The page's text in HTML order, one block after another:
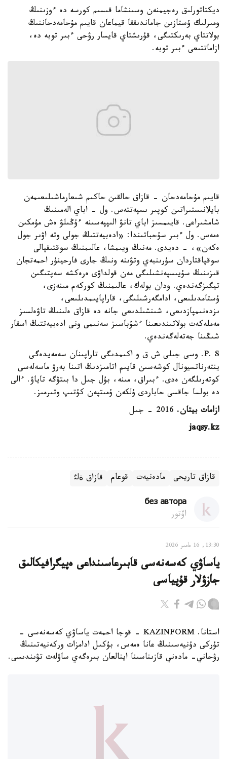
ديكتاتورلىق رەجيمنەن وسىنشاما قىسىم كورسە دە ءوزىنىڭ
ومىرلىك ۇستازىن جاماندىققا قيماعان قايىم مۇحامەدحاننىڭ
بولاتتاي بەرىكتىگى، قۇرىشتاي قايسار رۋحى ءبىر توبە دە،
ازاماتتىعى ءبىر توبە.
قايىم مۇحامەدحان - قازاق حالقىن حاكىم شىعارماشىلىعىمەن
بايلانىستىراتىن كوپىر ىسپەتتەس. ول - اباي الەمىنىڭ
شامشىراعى. قايىمسىز اباي تانۋ الىپپەسىنە ءۇڭىلۋ ەش مۇمكىن
ەمەس. ول ءبىر سۇحباتىندا: «ادەبيەتتىڭ جولى وتە اۋىر جول
ەكەن»، - دەيدى. مەنىڭ ويىمشا، عالىمنىڭ سوقتىقپالى
سوقپاقتاردان سۇرىنبەي وتۋىنە ونىڭ جارى فارحينۇر احمەتجان
قىزىنىڭ سۇيىسپەنشىلىگى مەن قولداۋى ەرەكشە سەپتىگىن
تيگىزگەندەي. ودان بولەك، عالىمنىڭ كوركەم مىنەزى،
ۇستامدىلىعى، ادامگەرشىلىگى، قاراپايىمدىلىعى،
ىزدەنىمپازدىعى، شىنشىلدىعى جانە دە قازاق ەلىنىڭ تاۋەلسىز
مەملەكەت بولاتىندىعىنا ءشۇباسىز سەنىمى ونى ادەبيەتتىڭ اسقار
شىڭىنا جەتەلەگەندەي.
P. S. وسى جىلى ش ق و اكىمدىگى تاراپىنان سەمەيدەگى
ينتەرناتسيونال كوشەسىن قايىم اتامىزدىڭ اتىنا بەرۋ ماسەلەسى
كوتەرىلگەن ەدى. ءبىراق، مىنە، بۇل جىل دا بىتۋگە تاياۋ. ءالى
دە بولسا جاقسى حاباردى ۇلكەن ۇمىتپەن كۇتىپ وتىرمىز.
ازامات بيتان. 2016 - جىل
jaqsy.kz
قازاق تاريحى مادەنيەت قوعام قازاق ةلئ
без автора
اۆتور
13:30, 16 مامىر 2026
ياساۋي كەسەنەسى قابىرعاسىنداعى ەپيگرافيكالىق
جازۋلار قۇپياسى
استانا. KAZINFORM - قوجا احمەت ياساۋي كەسەنەسى -
تۇركى دۇنيەسىنىڭ عانا ەمەس، بۇكىل ادامزات وركەنيەتىنىڭ
رۋحاني- مادەني قازىناسىنا اينالعان بىرەگەي ساۋلەت تۋىندىسى.